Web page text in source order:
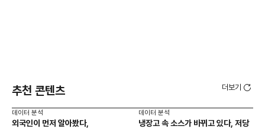
추천 콘텐츠 더보기
데이터 분석
외국인이 먼저 알아봤다,
데이터 분석
냉장고 속 소스가 바뀌고 있다, 저당